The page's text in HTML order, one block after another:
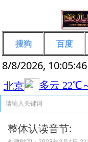
8/8/2026,
搜狗 百度
整体认读音节: